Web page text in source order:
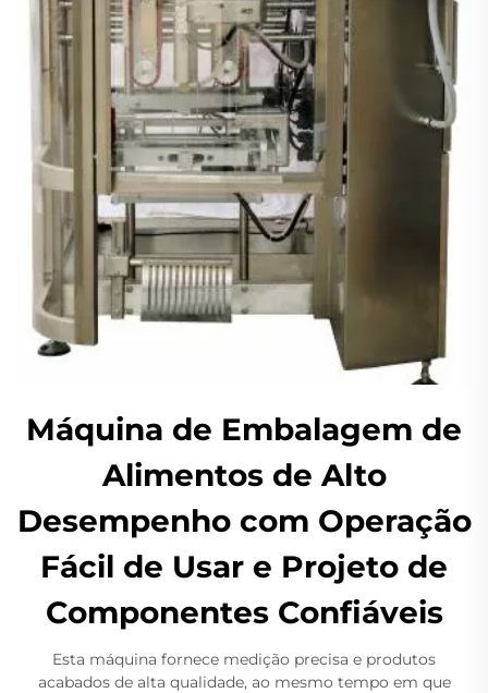
Máquina de Embalagem de
Alimentos de Alto
Desempenho com Operação
Fácil de Usar e Projeto de
Componentes Confiáveis
Esta máquina fornece medição precisa e produtos
acabados de alta qualidade, ao mesmo tempo em que